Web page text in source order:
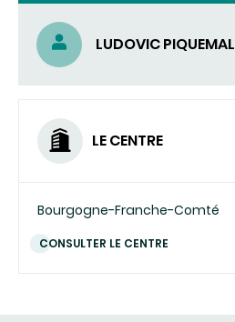
LUDOVIC PIQUEMAL
LE CENTRE
Bourgogne-Franche-Comté
CONSULTER LE CENTRE